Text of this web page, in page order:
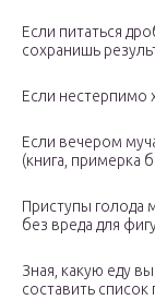
Если питаться
сохранишь
Если нестерпимо
Если вечером
(книга, примерка
Приступы
без вреда для
Зная, какую еду
составить список